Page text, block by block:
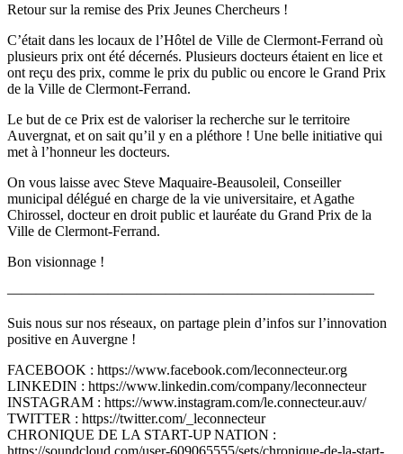
Retour sur la remise des Prix Jeunes Chercheurs !
C’était dans les locaux de l’Hôtel de Ville de Clermont-Ferrand où
plusieurs prix ont été décernés. Plusieurs docteurs étaient en lice et
ont reçu des prix, comme le prix du public ou encore le Grand Prix
de la Ville de Clermont-Ferrand.
Le but de ce Prix est de valoriser la recherche sur le territoire
Auvergnat, et on sait qu’il y en a pléthore ! Une belle initiative qui
met à l’honneur les docteurs.
On vous laisse avec Steve Maquaire-Beausoleil, Conseiller
municipal délégué en charge de la vie universitaire, et Agathe
Chirossel, docteur en droit public et lauréate du Grand Prix de la
Ville de Clermont-Ferrand.
Bon visionnage !
—————————————————————————–
Suis nous sur nos réseaux, on partage plein d’infos sur l’innovation
positive en Auvergne !
FACEBOOK : https://www.facebook.com/leconnecteur.org
LINKEDIN : https://www.linkedin.com/company/leconnecteur
INSTAGRAM : https://www.instagram.com/le.connecteur.auv/
TWITTER : https://twitter.com/_leconnecteur
CHRONIQUE DE LA START-UP NATION :
https://soundcloud.com/user-609065555/sets/chronique-de-la-start-